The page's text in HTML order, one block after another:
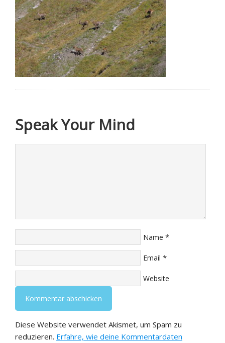
Speak Your Mind
Name *
Email *
Website
Diese Website verwendet Akismet, um Spam zu
reduzieren. Erfahre, wie deine Kommentardaten